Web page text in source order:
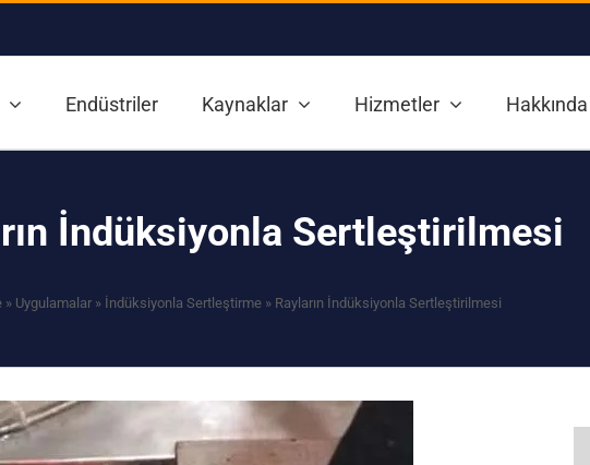
Endüstriler Kaynaklar Hizmetler Hakkında
İndüksiyonla Sertleştirilmesi
» Uygulamalar » İndüksiyonla Sertleştirme » Rayların İndüksiyonla Sertleştirilmesi